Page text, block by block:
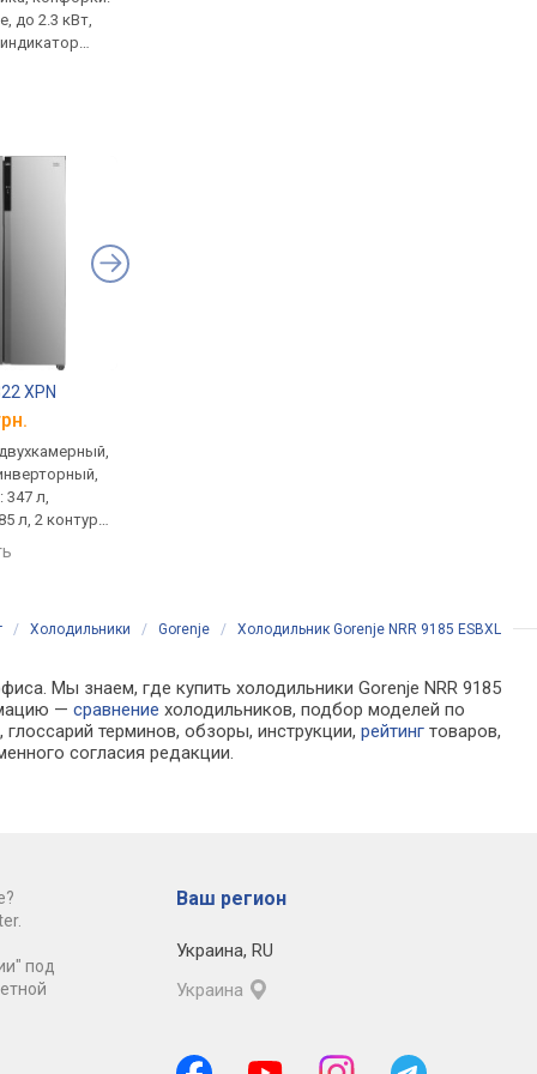
до 2.3 кВт,
XPN
л,
л, 2 контура,
E, шум
см
энергопотребление A+, шум
энергопотребление
/ Холодильники / Gorenje / Холодильник Gorenje NRR 9185 ESBXL
Мы знаем, где купить холодильники Gorenje NRR 9185
—сравнение холодильников, подбор моделей по
глоссарий терминов, обзоры, инструкции,рейтинг товаров,
согласия редакции.
под
Ваш регион
Украина, RU
Украина